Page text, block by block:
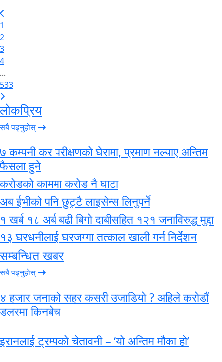
1
2
3
4
...
533
लोकप्रिय
सबै पढ्नुहोस्
७ कम्पनी कर परीक्षणको घेरामा, प्रमाण नल्याए अन्तिम
फैसला हुने
करोडको काममा करोड नै घाटा
अब ईभीको पनि छुट्टै लाइसेन्स लिनुपर्ने
१ खर्ब १८ अर्ब बढी बिगो दाबीसहित १२१ जनाविरुद्ध मुद्दा
१३ घरधनीलाई घरजग्गा तत्काल खाली गर्न निर्देशन
सम्बन्धित खबर
सबै पढ्नुहोस्
४ हजार जनाको सहर कसरी उजाडियो ? अहिले करोडाैं
डलरमा किनबेच
इरानलाई ट्रम्पको चेतावनी – ‘यो अन्तिम मौका हो’